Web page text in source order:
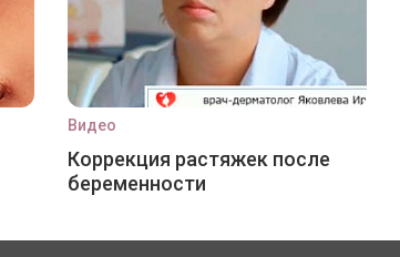
Видео
Коррекция растяжек после
беременности